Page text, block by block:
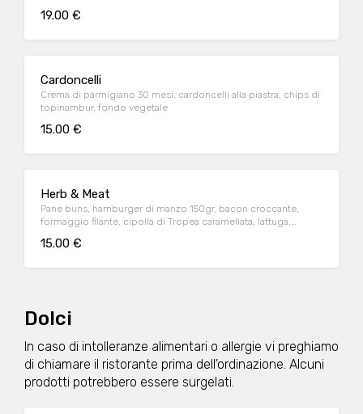
19.00 €
Cardoncelli
Crema di parmigiano 30 mesi, cardoncelli alla piastra, chips di
topinambur, fondo vegetale
15.00 €
Herb & Meat
Pane buns, hamburger di manzo 150gr, bacon croccante,
formaggio filante, cipolla di Tropea caramellata, lattuga,
15.00 €
Dolci
In caso di intolleranze alimentari o allergie vi preghiamo
di chiamare il ristorante prima dell’ordinazione. Alcuni
prodotti potrebbero essere surgelati.